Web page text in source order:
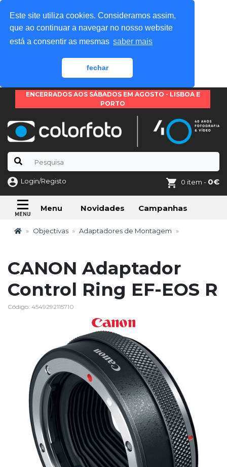
Este site utiliza cookies. Consideramos assim,
que ao continuar a navegar no nosso website
está a consentir as mesmas saber mais
fechar
ENCERRADOS AOS SÁBADOS EM AGOSTO - LISBOA E
PORTO
Login/Registo 0 item - 0€
Menu Novidades Campanhas
Objectivas Adaptadores de Montagem
CANON Adaptador
Control Ring EF-EOS R
Código: 4549292115710